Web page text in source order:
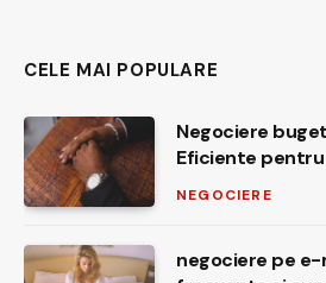
CELE MAI POPULARE
Negociere
Eficiente
NEGOCIERE
negociere pe e-